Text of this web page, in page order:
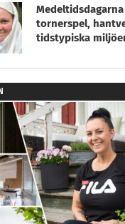
tornerspel,
tidstypiska